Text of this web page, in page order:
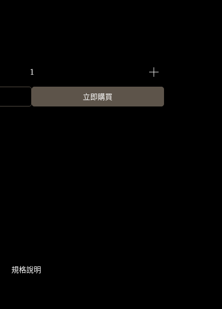
立即購買
規格說明